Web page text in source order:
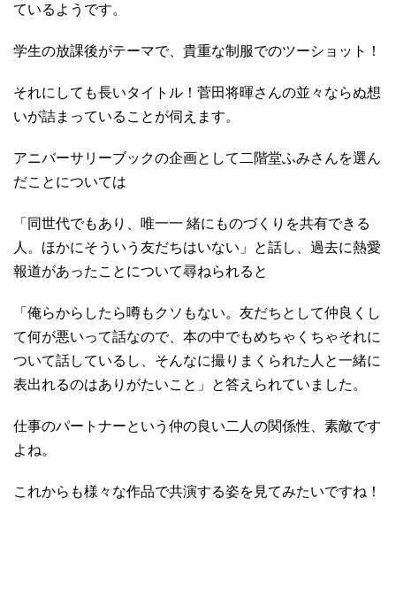
ているようです。
学生の放課後がテーマで、貴重な制服でのツーショット！
それにしても長いタイトル！菅田将暉さんの並々ならぬ想
いが詰まっていることが伺えます。
アニバーサリーブックの企画として二階堂ふみさんを選ん
だことについては
「同世代でもあり、唯一一 緒にものづくりを共有できる
人。ほかにそういう友だちはいない」と話し、過去に熱愛
報道があったことについて尋ねられると
「俺らからしたら噂もクソもない。友だちとして仲良くし
て何が悪いって話なので、本の中でもめちゃくちゃそれに
ついて話しているし、そんなに撮りまくられた人と一緒に
表出れるのはありがたいこと」と答えられていました。
仕事のパートナーという仲の良い二人の関係性、素敵です
よね。
これからも様々な作品で共演する姿を見てみたいですね！